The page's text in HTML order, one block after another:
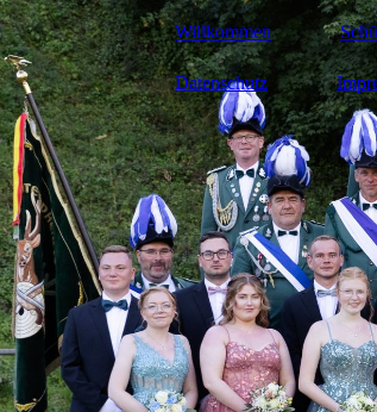
Willkommen
Datenschutz